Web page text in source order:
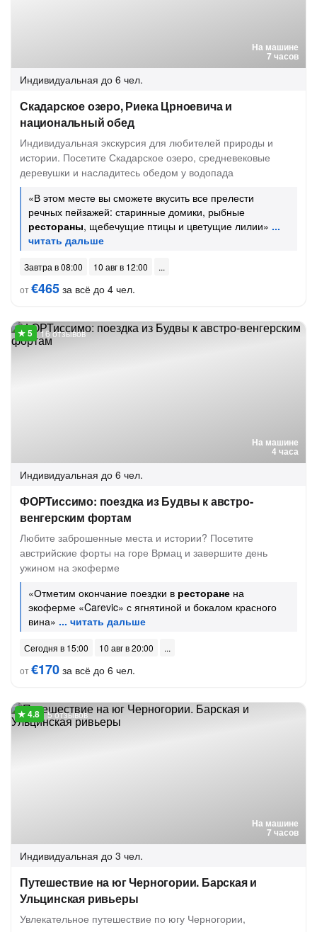
На машине
7 часов
Индивидуальная до 6 чел.
Скадарское озеро, Риека Црноевича и
национальный обед
Индивидуальная экскурсия для любителей природы и
истории. Посетите Скадарское озеро, средневековые
деревушки и насладитесь обедом у водопада
«В этом месте вы сможете вкусить все прелести
речных пейзажей: старинные домики, рыбные
рестораны, щебечущие птицы и цветущие лилии»
Завтра в 08:00
10 авг в 12:00
от€465 за всё до 4 чел.
На машине
4 часа
16 отзывов
Индивидуальная до 6 чел.
ФОРТиссимо: поездка из Будвы к австро-
венгерским фортам
Любите заброшенные места и истории? Посетите
австрийские форты на горе Врмац и завершите день
ужином на экоферме
«Отметим окончание поездки в ресторане на
экоферме «Carevic» с ягнятиной и бокалом красного
вина»
Сегодня в 15:00
10 авг в 20:00
от€170 за всё до 6 чел.
На машине
7 часов
5 отзывов
Индивидуальная до 3 чел.
Путешествие на юг Черногории. Барская и
Ульцинская ривьеры
Увлекательное путешествие по югу Черногории,